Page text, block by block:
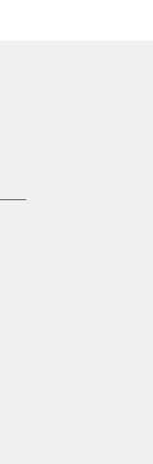
牆實心玻